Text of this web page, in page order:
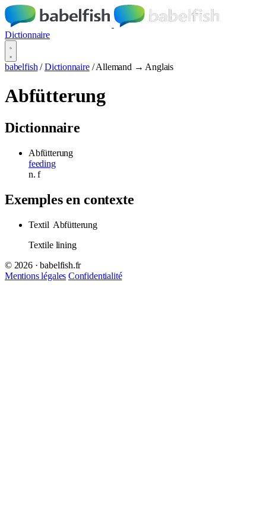
Dictionnaire
babelfish / Dictionnaire / Allemand → Anglais
Abfütterung
Dictionnaire
Abfütterung
feeding
n.f
Exemples en contexte
Textil Abfütterung
Textile lining
© 2026 · babelfish.fr
Mentions légales Confidentialité